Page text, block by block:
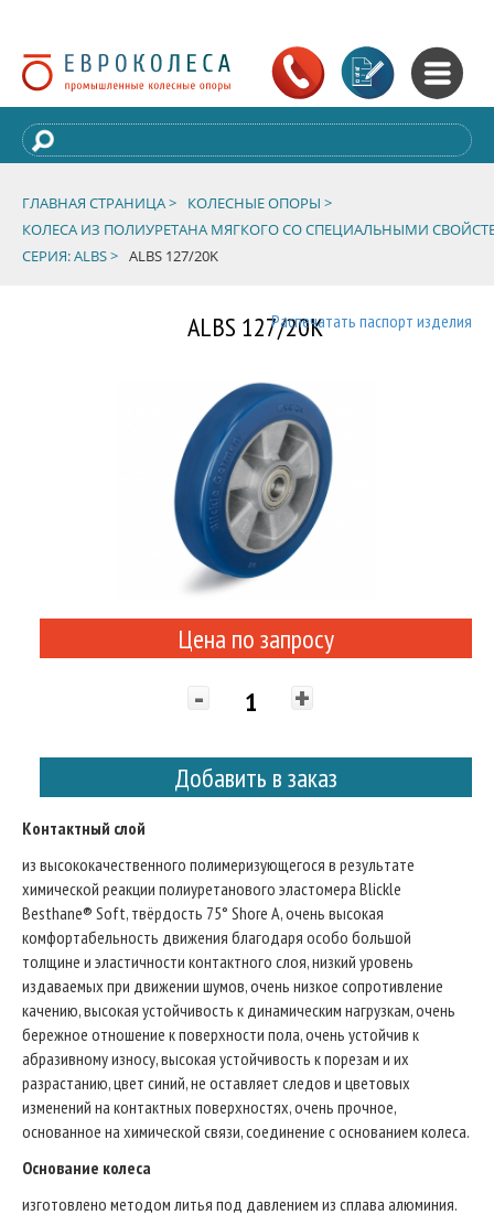
ГЛАВНАЯ СТРАНИЦА >
КОЛЕСНЫЕ ОПОРЫ >
КОЛЕСА ИЗ ПОЛИУРЕТАНА МЯГКОГО СО СПЕЦИАЛЬНЫМИ
СЕРИЯ: ALBS > ALBS 127/20K
ALBS 127/20KРаспечатать паспорт изделия
Цена по запросу
- +
Добавить в заказ
Контактный слой
из высококачественного полимеризующегося в результате
химической реакции полиуретанового эластомера Blickle
Besthane® Soft, твёрдость 75° Shore A, очень высокая
комфортабельность движения благодаря особо большой
толщине и эластичности контактного слоя, низкий уровень
издаваемых при движении шумов, очень низкое сопротивление
качению, высокая устойчивость к динамическим нагрузкам, очень
бережное отношение к поверхности пола, очень устойчив к
абразивному износу, высокая устойчивость к порезам и их
разрастанию, цвет синий, не оставляет следов и цветовых
изменений на контактных поверхностях, очень прочное,
основанное на химической связи, соединение с основанием колеса.
Основание колеса
изготовлено методом литья под давлением из сплава алюминия.